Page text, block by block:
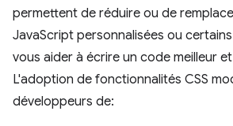
permettent de réduire ou de
JavaScript personnalisées ou
vous aider à écrire un code meilleur
L'adoption de fonctionnalités CSS
développeurs de: